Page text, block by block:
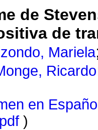
de
de
Mariela
Ricardo
en
pdf )